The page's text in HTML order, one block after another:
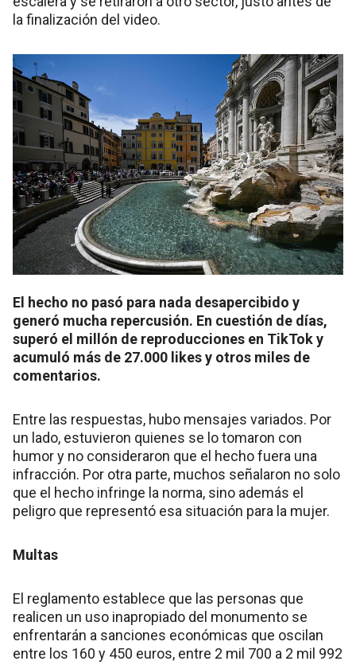
la finalización del video.
El hecho no pasó para nada desapercibido y
generó mucha repercusión. En cuestión de días,
superó el millón de reproducciones en TikTok y
acumuló más de 27.000 likes y otros miles de
comentarios.
Entre las respuestas, hubo mensajes variados. Por
un lado, estuvieron quienes se lo tomaron con
humor y no consideraron que el hecho fuera una
infracción. Por otra parte, muchos señalaron no solo
que el hecho infringe la norma, sino además el
peligro que representó esa situación para la mujer.
Multas
El reglamento establece que las personas que
realicen un uso inapropiado del monumento se
enfrentarán a sanciones económicas que oscilan
entre los 160 y 450 euros, entre 2 mil 700 a 2 mil 992